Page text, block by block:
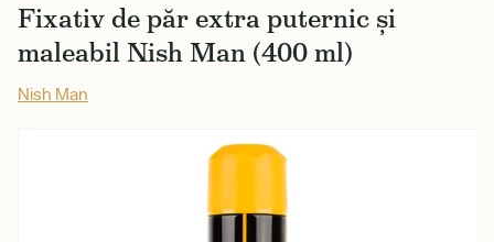
Fixativ de păr extra puternic și
maleabil Nish Man (400 ml)
Nish Man